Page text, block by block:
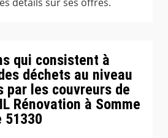
qui consistent à
déchets au niveau
les couvreurs de
Rénovation à Somme
51330